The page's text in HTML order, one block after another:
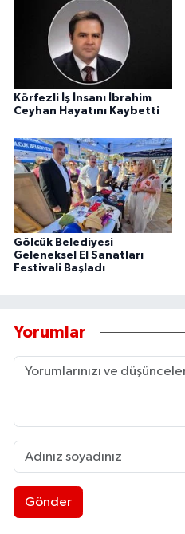
Körfezli İş İnsanı İbrahim
Ceyhan Hayatını Kaybetti
Gölcük Belediyesi
Geleneksel El Sanatları
Festivali Başladı
Yorumlar
Gönder